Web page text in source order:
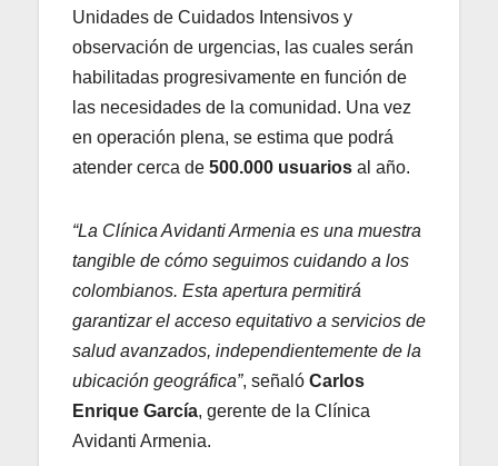
Unidades de Cuidados Intensivos y
observación de urgencias, las cuales serán
habilitadas progresivamente en función de
las necesidades de la comunidad. Una vez
en operación plena, se estima que podrá
atender cerca de 500.000 usuarios al año.
“La Clínica Avidanti Armenia es una muestra
tangible de cómo seguimos cuidando a los
colombianos. Esta apertura permitirá
garantizar el acceso equitativo a servicios de
salud avanzados, independientemente de la
ubicación geográfica”, señaló Carlos
Enrique García, gerente de la Clínica
Avidanti Armenia.